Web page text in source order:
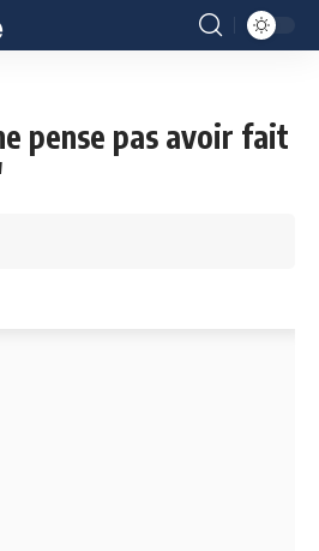
pense pas avoir fait